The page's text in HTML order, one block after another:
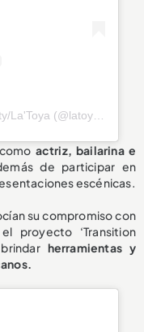
Una publicación compartida de Letty/La'Toya (@latoya_officially)
actriz, bailarina e
de participar en
escénicas.
su compromiso con
proyecto ‘Transition
herramientas y